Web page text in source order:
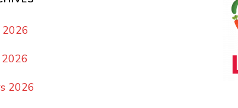
2026
2026
2026